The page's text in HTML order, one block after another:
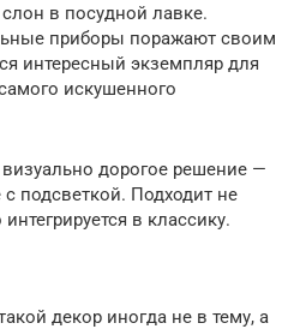
в посудной лавке.
приборы поражают своим
интересный экземпляр для
искушенного
дорогое решение —
подсветкой. Подходит не
в классику.
декор иногда не в тему, а